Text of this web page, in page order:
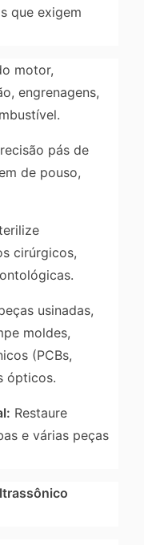
que exigem
motor,
engrenagens,
pás de
de pouso,
cirúrgicos,
usinadas,
moldes,
(PCBs,
ópticos.
Restaure
e várias peças